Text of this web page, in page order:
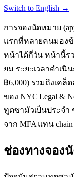
Switch to English →
การจองนัดหมาย
แรกที่หลายคนมองข้
หน้าได้กี่วัน หน้านี้ร
ยม ระยะเวลาดำเนิ
฿6,000) รวมถึงเคล็
ของ NYC Legal &
ทูตซามัวเป็นประจำ
จาก MFA แทน
ช่องทางจอง